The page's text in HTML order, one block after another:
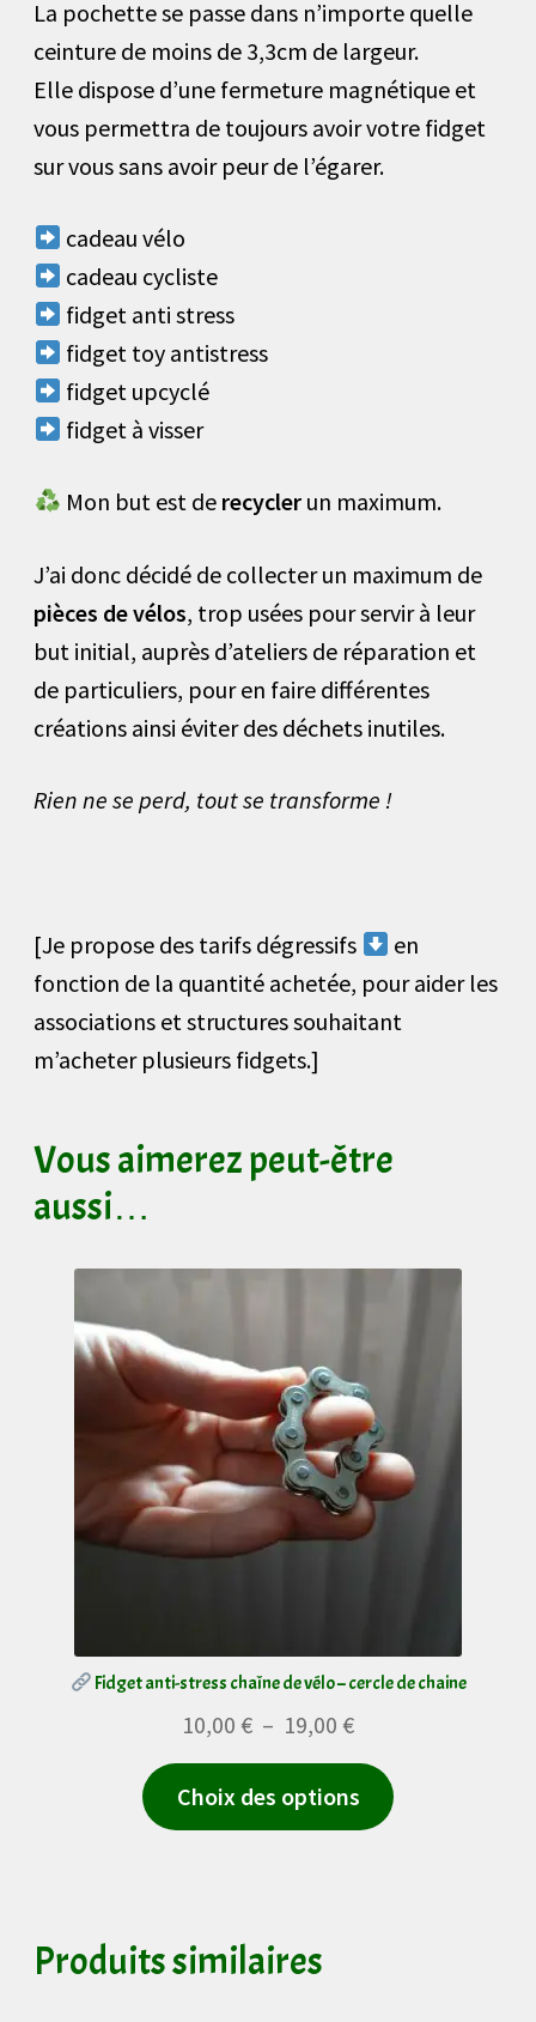
La pochette se passe dans n’importe quelle
ceinture de moins de 3,3cm de largeur.
Elle dispose d’une fermeture magnétique et
vous permettra de toujours avoir votre fidget
sur vous sans avoir peur de l’égarer.
cadeau vélo
cadeau cycliste
fidget anti stress
fidget toy antistress
fidget upcyclé
fidget à visser
Mon but est de recycler un maximum.
J’ai donc décidé de collecter un maximum de
pièces de vélos, trop usées pour servir à leur
but initial, auprès d’ateliers de réparation et
de particuliers, pour en faire différentes
créations ainsi éviter des déchets inutiles.
Rien ne se perd, tout se transforme !
[Je propose des tarifs dégressifs
en
fonction de la quantité achetée, pour aider les
associations et structures souhaitant
m’acheter plusieurs fidgets.]
Vous aimerez peut-être
aussi…
Fidget anti-stress chaîne de vélo – cercle de chaine
10,00 € – 19,00 €Plage
de
prix :
10,00 €
Choix des options
Ce
produit
Produits similaires